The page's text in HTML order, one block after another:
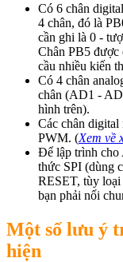
Có 6 chân
4 chân, đó là
cần ghi là 0 -
Chân PB5 được
cầu nhiều kiến
Có 4 chân
chân (AD1 -
hình trên).
Các chân digital
PWM. (Xem về
Để lập trình cho
thức SPI (dùng
RESET, tùy
bạn phải nối
Một số lưu ý
hiện